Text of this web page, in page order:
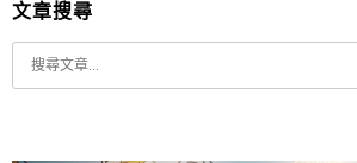
文章搜尋